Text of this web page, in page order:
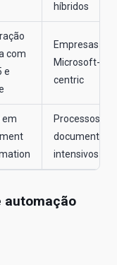
híbridos
com
e
Empresas
Microsoft-
centric
em
Processos
documentais
intensivos
automação